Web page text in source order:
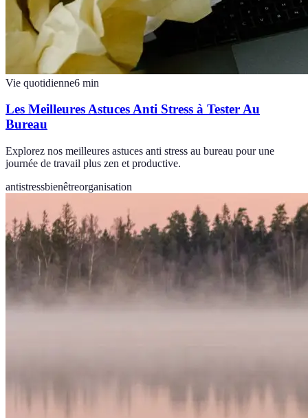
Vie quotidienne6 min
Les Meilleures Astuces Anti Stress à Tester Au
Bureau
Explorez nos meilleures astuces anti stress au bureau pour une
journée de travail plus zen et productive.
antistressbienêtreorganisation